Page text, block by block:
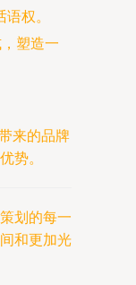
权。
塑造一
来的品牌
势。
划的每一
和更加光